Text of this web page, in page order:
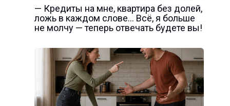
— Кредиты на мне, квартира без долей,
ложь в каждом слове… Всё, я больше
не молчу — теперь отвечать будете вы!